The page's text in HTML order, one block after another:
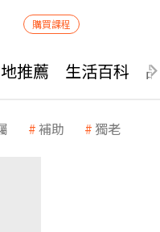
購買課程
推薦 生活百科
補助 獨老